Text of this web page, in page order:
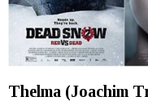
Thelma (Joachim